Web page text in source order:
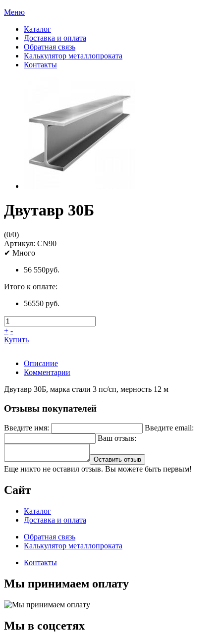
Меню
Каталог
Доставка и оплата
Обратная связь
Калькулятор металлопроката
Контакты
Двутавр 30Б
(0/0)
Артикул: CN90
✔ Много
56 550руб.
Итого к оплате:
56550 руб.
+ -
Купить
Описание
Комментарии
Двутавр 30Б, марка стали 3 пс/сп, мерность 12 м
Отзывы покупателей
Введите имя:
Введите email:
Ваш отзыв:
Оставить отзыв
Еще никто не оставил отзыв. Вы можете быть первым!
Сайт
Каталог
Доставка и оплата
Обратная связь
Калькулятор металлопроката
Контакты
Мы принимаем оплату
Мы в соцсетях